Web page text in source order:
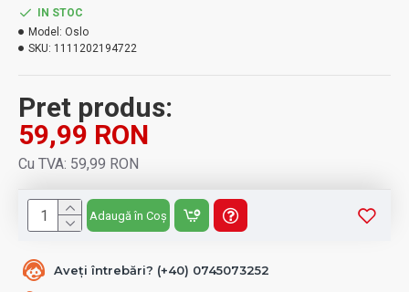
Aveți întrebări? (+40) 0745073252
Pret produs:
59,99 RON
Cu TVA: 59,99 RON
IN STOC
Model: Oslo
SKU: 1111202194722
Adaugă în Coș